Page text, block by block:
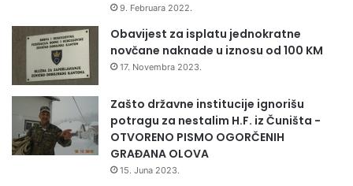
9. Februara 2022.
Obavijest za isplatu jednokratne
novčane naknade u iznosu od 100 KM
17. Novembra 2023.
Zašto državne institucije ignorišu
potragu za nestalim H.F. iz Čuništa -
OTVORENO PISMO OGORČENIH
GRAĐANA OLOVA
15. Juna 2023.